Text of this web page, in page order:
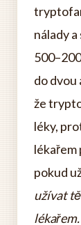
nálady
do dvou
že
léky,
pokud
užívat
lékařem.